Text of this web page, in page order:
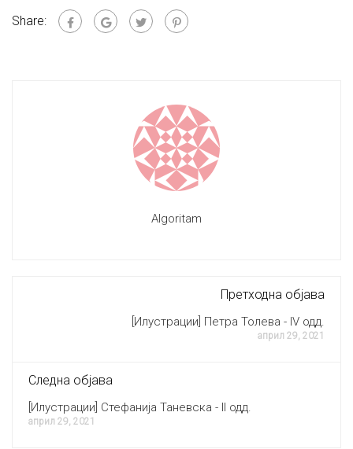
Share:
Algoritam
Претходна објава
[Илустрации] Петра Толева - IV одд.
април 29, 2021
Следна објава
[Илустрации] Стефанија Таневска - II одд.
април 29, 2021